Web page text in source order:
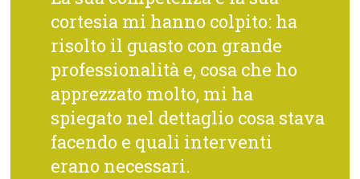
cortesia mi hanno colpito: ha
risolto il guasto con grande
professionalità e, cosa che ho
apprezzato molto, mi ha
spiegato nel dettaglio cosa stava
facendo e quali interventi
erano necessari.